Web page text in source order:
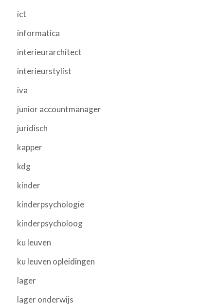
ict
informatica
interieurarchitect
interieurstylist
iva
junior accountmanager
juridisch
kapper
kdg
kinder
kinderpsychologie
kinderpsycholoog
ku leuven
ku leuven opleidingen
lager
lager onderwijs